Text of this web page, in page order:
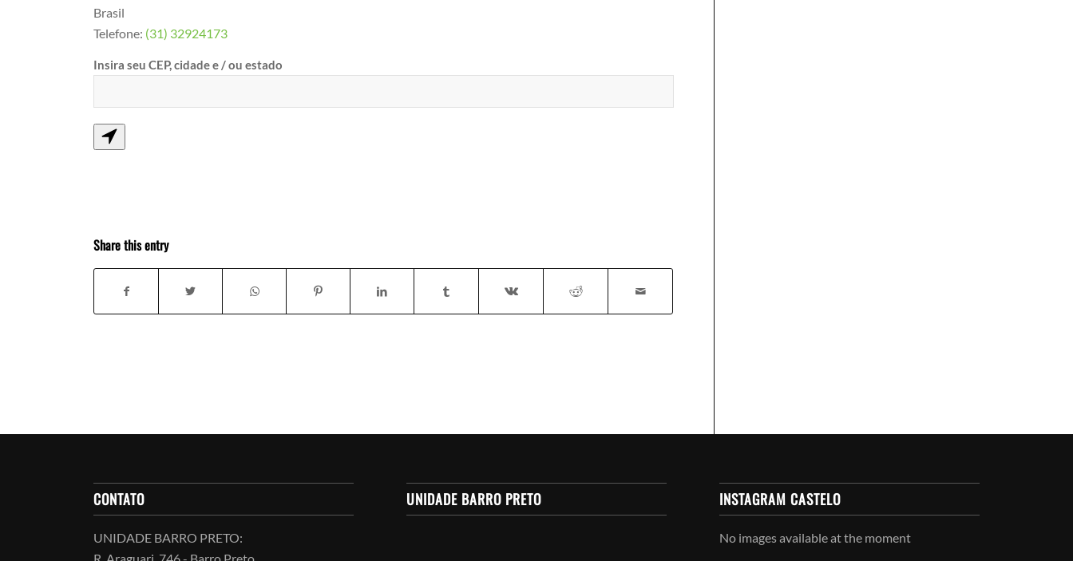
Brasil
Telefone: (31) 32924173
Insira seu CEP, cidade e / ou estado
Share this entry
CONTATO
UNIDADE BARRO PRETO:
UNIDADE BARRO PRETO INSTAGRAM CASTELO
No images available at the moment